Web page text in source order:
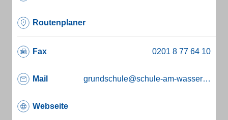
Routenplaner
Fax
Mail grundschule@schule-am-wasserturm.de
Webseite